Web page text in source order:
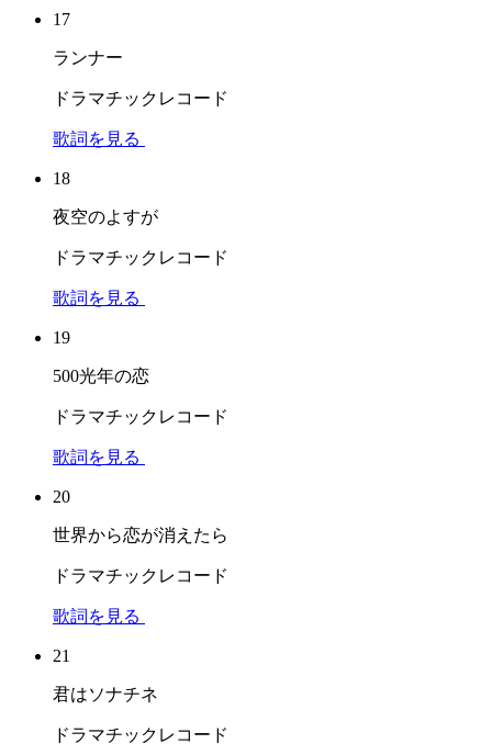
17
ランナー
ドラマチックレコード
歌詞を見る
18
夜空のよすが
ドラマチックレコード
歌詞を見る
19
500光年の恋
ドラマチックレコード
歌詞を見る
20
世界から恋が消えたら
ドラマチックレコード
歌詞を見る
21
君はソナチネ
ドラマチックレコード